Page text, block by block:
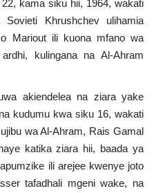
wa
kama siku hii, 1964, wakati
Khrushchev ulihamia
Mariout ili kuona mfano wa
kulingana na Al-Ahram
akiendelea na ziara yake
kudumu kwa siku 16, wakati
wa Al-Ahram, Rais Gamal
katika ziara hii, baada ya
ili arejee kwenye joto
tafadhali mgeni wake, na